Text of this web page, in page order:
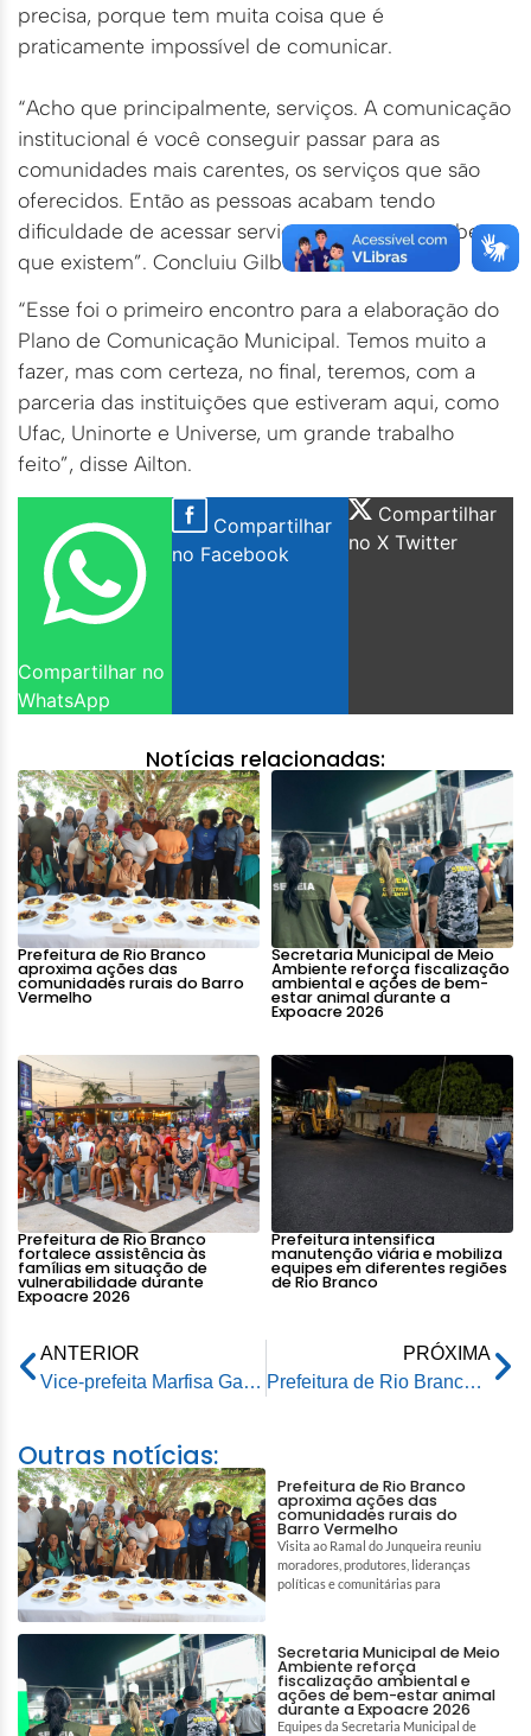
precisa, porque tem muita coisa que é
praticamente impossível de comunicar.
“Acho que principalmente, serviços. A comunicação
institucional é você conseguir passar para as
comunidades mais carentes, os serviços que são
oferecidos. Então as pessoas acabam tendo
dificuldade de acessar serviços porque não sabem
que existem”. Concluiu Gilberto
“Esse foi o primeiro encontro para a elaboração do
Plano de Comunicação Municipal. Temos muito a
fazer, mas com certeza, no final, teremos, com a
parceria das instituições que estiveram aqui, como
Ufac, Uninorte e Universe, um grande trabalho
feito”, disse Ailton.
Compartilhar no
WhatsApp
Compartilhar
no Facebook
Compartilhar
no X Twitter
Notícias relacionadas:
Prefeitura de Rio Branco
aproxima ações das
comunidades rurais do Barro
Vermelho
Secretaria Municipal de Meio
Ambiente reforça fiscalização
ambiental e ações de bem-
estar animal durante a
Expoacre 2026
Prefeitura de Rio Branco
fortalece assistência às
famílias em situação de
vulnerabilidade durante
Expoacre 2026
Prefeitura intensifica
manutenção viária e mobiliza
equipes em diferentes regiões
de Rio Branco
ANTERIOR
Vice-prefeita Marfisa Galvão participa de Workshop com equipe do Programa Calha Norte
PRÓXIMA
Prefeitura de Rio Branco anuncia data prevista para o início das intervenções em ruas da capital acreana
Outras notícias:
Prefeitura de Rio Branco
aproxima ações das
comunidades rurais do
Barro Vermelho
Visita ao Ramal do Junqueira reuniu
moradores, produtores, lideranças
políticas e comunitárias para
Secretaria Municipal de Meio
Ambiente reforça
fiscalização ambiental e
ações de bem-estar animal
durante a Expoacre 2026
Equipes da Secretaria Municipal de